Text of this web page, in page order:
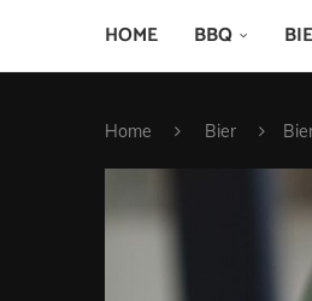
HOME BBQ
Home Bier